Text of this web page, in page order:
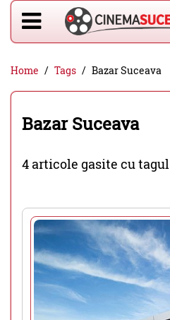
Home Tags Bazar Suceava
Bazar Suceava
4 articole gasite cu tagul